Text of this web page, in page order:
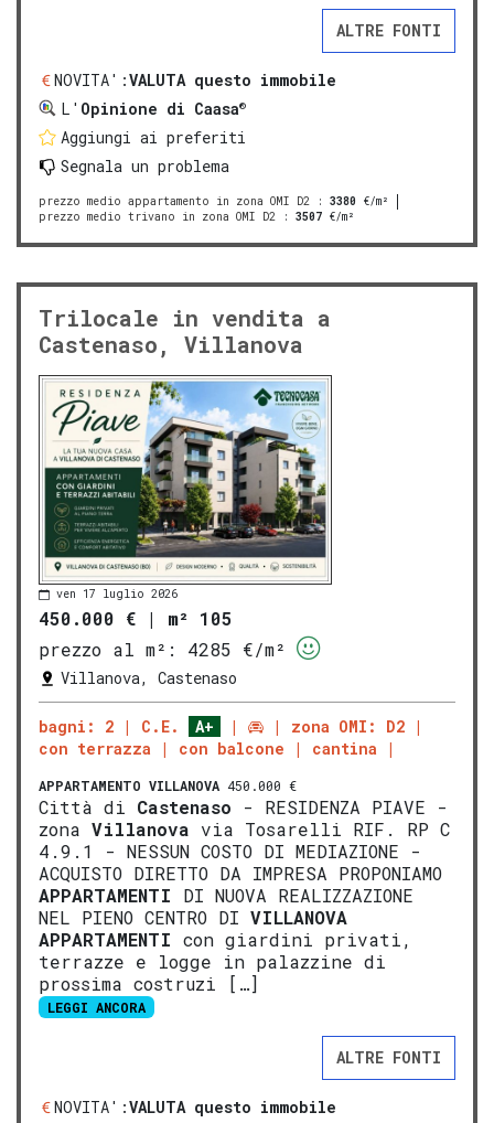
ALTRE FONTI
NOVITA':VALUTA questo immobile
L' Opinione di Caasa®
Aggiungi ai preferiti
Segnala un problema
prezzo medio appartamento in zona OMI D2 : 3380 €/m²
prezzo medio trivano in zona OMI D2 : 3507 €/m²
Trilocale in vendita a
Castenaso, Villanova
ven 17 luglio 2026
450.000 € | m² 105
prezzo al m²:
4285 €/m²
Villanova, Castenaso
bagni: 2 C.E. A+
zona OMI: D2
con terrazza
con balcone cantina
APPARTAMENTO VILLANOVA 450.000 €
Città di Castenaso - RESIDENZA PIAVE -
zona Villanova via Tosarelli RIF. RP C
4.9.1 - NESSUN COSTO DI MEDIAZIONE -
ACQUISTO DIRETTO DA IMPRESA PROPONIAMO
APPARTAMENTI DI NUOVA REALIZZAZIONE
NEL PIENO CENTRO DI VILLANOVA
APPARTAMENTI con giardini privati,
terrazze e logge in palazzine di
prossima costruzi […]
LEGGI ANCORA
ALTRE FONTI
NOVITA':VALUTA questo immobile